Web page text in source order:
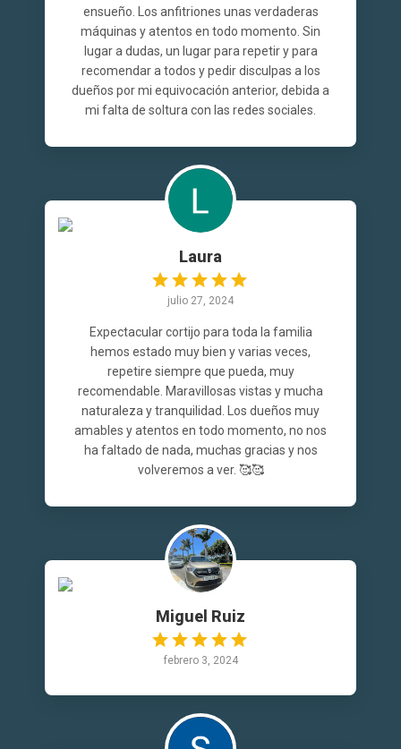
ensueño. Los anfitriones unas verdaderas
máquinas y atentos en todo momento. Sin
lugar a dudas, un lugar para repetir y para
recomendar a todos y pedir disculpas a los
dueños por mi equivocación anterior, debida a
mi falta de soltura con las redes sociales.
Laura
julio 27, 2024
Expectacular cortijo para toda la familia
hemos estado muy bien y varias veces,
repetire siempre que pueda, muy
recomendable. Maravillosas vistas y mucha
naturaleza y tranquilidad. Los dueños muy
amables y atentos en todo momento, no nos
ha faltado de nada, muchas gracias y nos
volveremos a ver. 🥰🥰
Miguel Ruiz
febrero 3, 2024